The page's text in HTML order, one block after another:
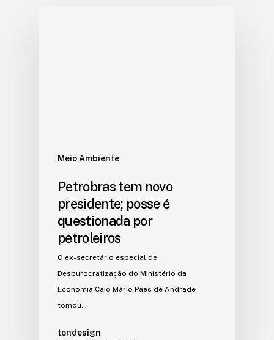
Meio Ambiente
Petrobras tem novo
presidente; posse é
questionada por
petroleiros
O ex-secretário especial de
Desburocratização do Ministério da
Economia Caio Mário Paes de Andrade
tomou…
tondesign